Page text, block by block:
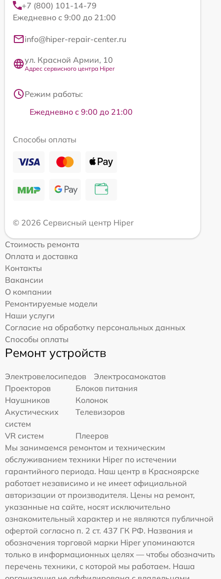
+7 (800) 101-14-79
Ежедневно с 9:00 до 21:00
info@hiper-repair-center.ru
ул. Красной Армии, 10
Адрес сервисного центра Hiper
Режим работы:
Ежедневно с 9:00 до 21:00
Способы оплаты
© 2026 Сервисный центр Hiper
Стоимость ремонта
Оплата и доставка
Контакты
Вакансии
О компании
Ремонтируемые модели
Наши услуги
Согласие на обработку персональных данных
Способы оплаты
Ремонт устройств
Электровелосипедов
Электросамокатов
Проекторов
Блоков питания
Наушников
Колонок
Акустических
систем
Телевизоров
VR систем
Плееров
Мы занимаемся ремонтом и техническим
обслуживанием техники Hiper по истечении
гарантийного периода. Наш центр в Красноярске
работает независимо и не имеет официальной
авторизации от производителя. Цены на ремонт,
указанные на сайте, носят исключительно
ознакомительный характер и не являются публичной
офертой согласно п. 2 ст. 437 ГК РФ. Названия и
обозначения торговой марки Hiper упоминаются
только в информационных целях — чтобы обозначить
перечень техники, с которой мы работаем. Наша